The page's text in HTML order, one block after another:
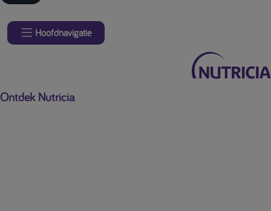
Hoofdnavigatie
Ontdek Nutricia